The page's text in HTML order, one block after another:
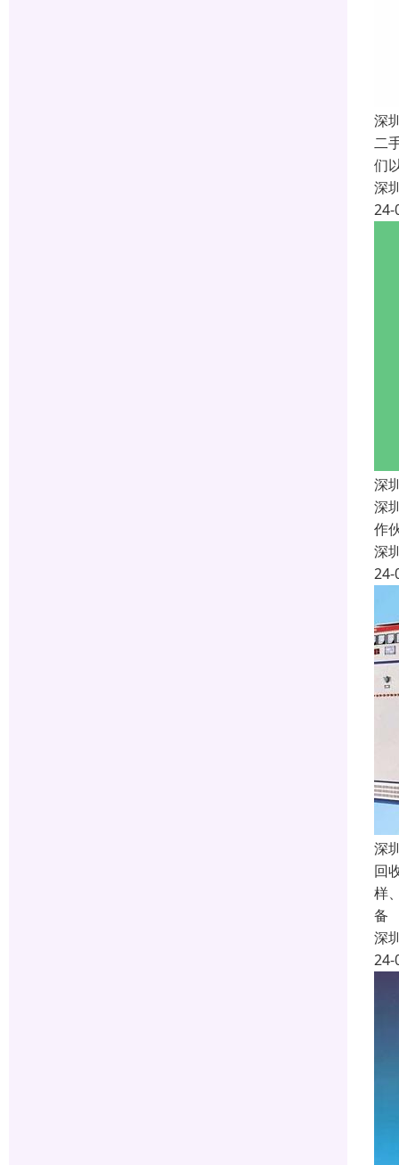
深
二
们
深
24-
深
深
作
深
24-
深
回
样
备
深
24-